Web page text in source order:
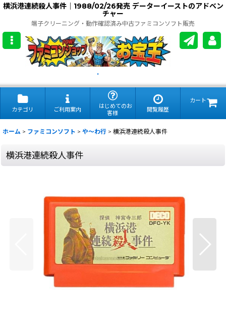
横浜港連続殺人事件｜1988/02/26発売 データーイーストのアドベン
チャー
端子クリーニング・動作確認済み中古ファミコンソフト販売
.
カテゴリ ご利用案内
はじめてのお
客様
閲覧履歴
カート
ホーム > ファミコンソフト > や〜わ行 > 横浜港連続殺人事件
横浜港連続殺人事件